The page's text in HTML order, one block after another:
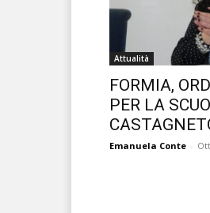
Attualità
FORMIA,
PER LA
Emanuela Conte -